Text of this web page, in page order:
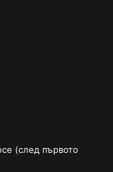
(след първото